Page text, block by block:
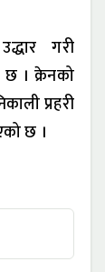
गरी
छ । क्रेनको
प्रहरी
छ ।